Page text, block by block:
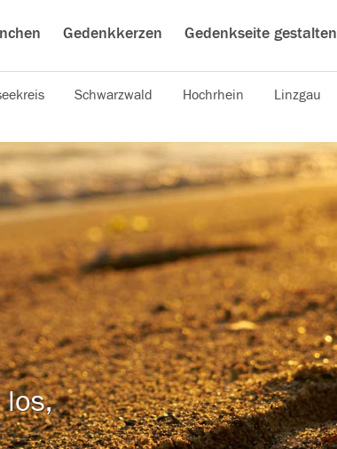
Gedenkkerzen Gedenkseite gestalten
Schwarzwald Hochrhein Linzgau
los,